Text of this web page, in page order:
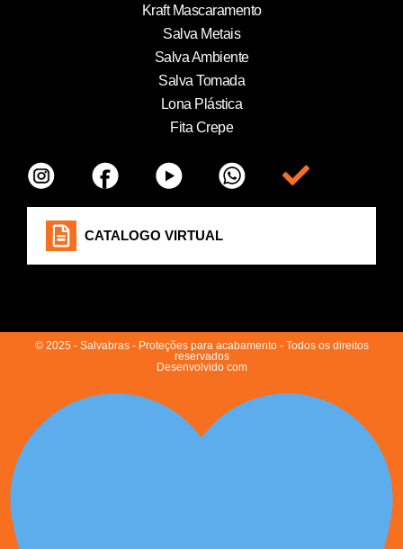
Kraft Mascaramento
Salva Metais
Salva Ambiente
Salva Tomada
Lona Plástica
Fita Crepe
CATALOGO VIRTUAL
© 2025 - Salvabras - Proteções para acabamento - Todos os direitos
reservados
Desenvolvido com